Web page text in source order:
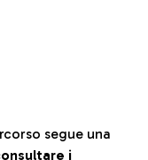
segue una
i